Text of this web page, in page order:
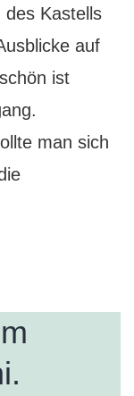
des Kastells
auf
ist
man sich